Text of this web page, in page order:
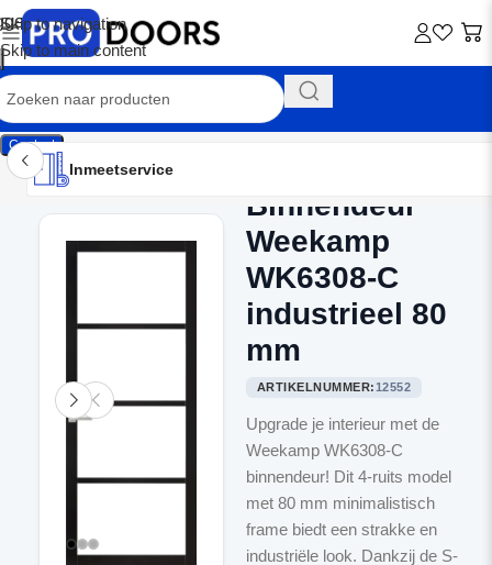
Skip to navigation
Skip to main content
Contact
Inmeetservice
Montageservice
Advies op maat
Showroom
Inmeetservice
Binnendeur
Weekamp
WK6308-C
industrieel 80
mm
ARTIKELNUMMER:12552
Upgrade je interieur met de
Weekamp WK6308-C
binnendeur! Dit 4-ruits model
met 80 mm minimalistisch
frame biedt een strakke en
industriële look. Dankzij de S-